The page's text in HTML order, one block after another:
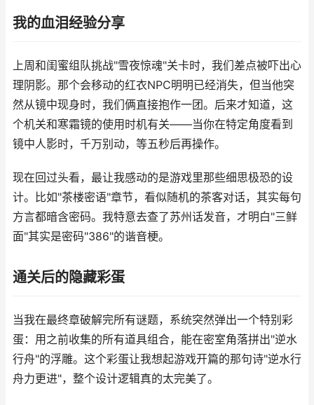
我的血泪经验分享
上周和闺蜜组队挑战"雪夜惊魂"关卡时，我们差点被吓出心
理阴影。那个会移动的红衣NPC明明已经消失，但当他突
然从镜中现身时，我们俩直接抱作一团。后来才知道，这
个机关和寒霜镜的使用时机有关——当你在特定角度看到
镜中人影时，千万别动，等五秒后再操作。
现在回过头看，最让我感动的是游戏里那些细思极恐的设
计。比如"茶楼密语"章节，看似随机的茶客对话，其实每句
方言都暗含密码。我特意去查了苏州话发音，才明白"三鲜
面"其实是密码"386"的谐音梗。
通关后的隐藏彩蛋
当我在最终章破解完所有谜题，系统突然弹出一个特别彩
蛋：用之前收集的所有道具组合，能在密室角落拼出"逆水
行舟"的浮雕。这个彩蛋让我想起游戏开篇的那句诗"逆水行
舟力更进"，整个设计逻辑真的太完美了。